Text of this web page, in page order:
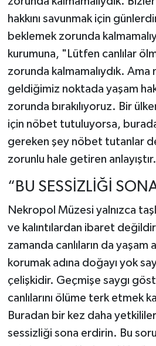
hakkını savunmak için
beklemek zorunda
kurumuna, "Lütfen canlılar
zorunda kalmamalıydık. Ama
geldiğimiz noktada yaşam
zorunda bırakılıyoruz. Bir
için nöbet tutuluyorsa,
gereken şey nöbet tutanlar
zorunlu hale getiren anlayıştır.
“BU SESSİZLİĞİ
Nekropol Müzesi yalnızca
ve kalıntılardan ibaret
zamanda canlıların da yaşam
korumak adına doğayı yok
çelişkidir. Geçmişe saygı
canlılarını ölüme terk etmek
Buradan bir kez daha
sessizliği sona erdirin. Bu